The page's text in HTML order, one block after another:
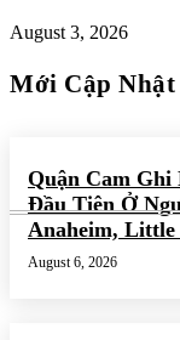
August 3, 2026
Mới Cập Nhật
Quận Cam Ghi
Đầu Tiên Ở
Anaheim, Little
August 6, 2026